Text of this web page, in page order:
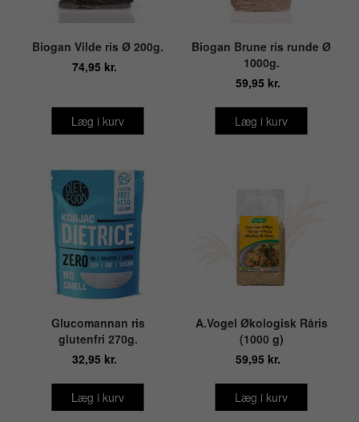
Biogan Vilde ris Ø 200g.
74,95 kr.
Læg i kurv
Biogan Brune ris runde Ø
1000g.
59,95 kr.
Læg i kurv
Glucomannan ris
glutenfri 270g.
32,95 kr.
Læg i kurv
A.Vogel Økologisk Råris
(1000 g)
59,95 kr.
Læg i kurv